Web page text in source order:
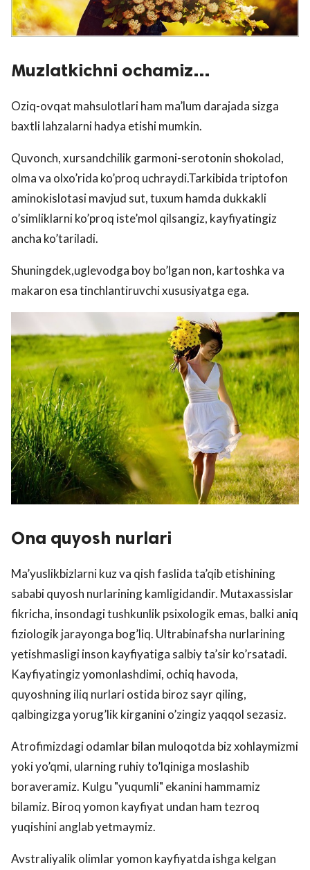
Muzlatkichni ochamiz…
Oziq-ovqat mahsulotlari ham ma’lum darajada sizga
baxtli lahzalarni hadya etishi mumkin.
Quvonch, xursandchilik garmoni-serotonin shokolad,
olma va olxo’rida ko’proq uchraydi.Tarkibida triptofon
aminokislotasi mavjud sut, tuxum hamda dukkakli
o’simliklarni ko’proq iste’mol qilsangiz, kayfiyatingiz
ancha ko’tariladi.
Shuningdek,uglevodga boy bo’lgan non, kartoshka va
makaron esa tinchlantiruvchi xususiyatga ega.
Ona quyosh nurlari
Ma’yuslikbizlarni kuz va qish faslida ta’qib etishining
sababi quyosh nurlarining kamligidandir. Mutaxassislar
fikricha, insondagi tushkunlik psixologik emas, balki aniq
fiziologik jarayonga bog’liq. Ultrabinafsha nurlarining
yetishmasligi inson kayfiyatiga salbiy ta’sir ko’rsatadi.
Kayfiyatingiz yomonlashdimi, ochiq havoda,
quyoshning iliq nurlari ostida biroz sayr qiling,
qalbingizga yorug’lik kirganini o’zingiz yaqqol sezasiz.
Atrofimizdagi odamlar bilan muloqotda biz xohlaymizmi
yoki yo’qmi, ularning ruhiy to’lqiniga moslashib
boraveramiz. Kulgu "yuqumli" ekanini hammamiz
bilamiz. Biroq yomon kayfiyat undan ham tezroq
yuqishini anglab yetmaymiz.
Avstraliyalik olimlar yomon kayfiyatda ishga kelgan